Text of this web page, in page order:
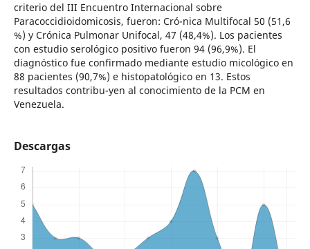
criterio del III Encuentro Internacional sobre
Paracoccidioidomicosis, fueron: Cró-nica Multifocal 50 (51,6
%) y Crónica Pulmonar Unifocal, 47 (48,4%). Los pacientes
con estudio serológico positivo fueron 94 (96,9%). El
diagnóstico fue confirmado mediante estudio micológico en
88 pacientes (90,7%) e histopatológico en 13. Estos
resultados contribu-yen al conocimiento de la PCM en
Venezuela.
Descargas